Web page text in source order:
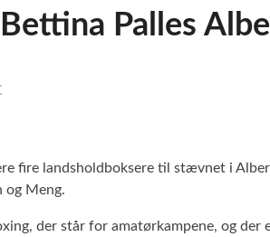
Palles
fire landsholdboksere til stævnet i
og Meng.
der står for amatørkampene, og